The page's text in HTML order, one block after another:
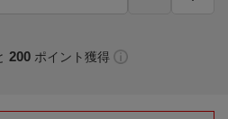
200 ポイント獲得